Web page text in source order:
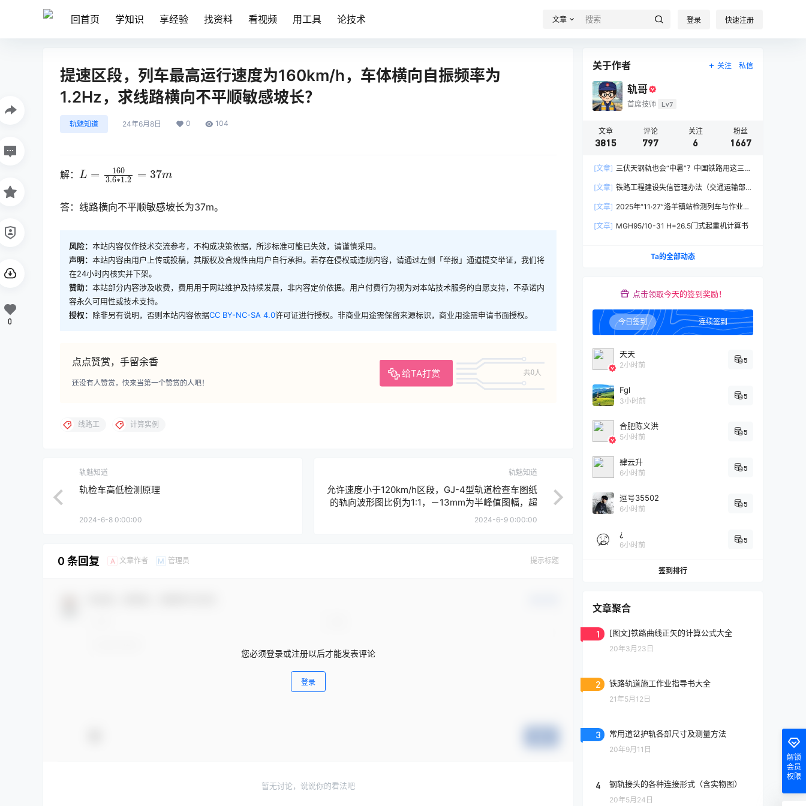
回首页 学知识 享经验 找资料 看视频 用工具 论技术 文章 登录 快速注册
提速区段，列车最高运行速度为160km/h，车体横向自振频率为
1.2Hz，求线路横向不平顺敏感坡长？
轨魅知道 24年6月8日 0 104
解： L 1603.6 1.2=37
答：线路横向不平顺敏感坡长为37m。
风险： 本站内容仅作技术交流参考，不构成决策依据，所涉标准可能已失效，请谨慎采用。
声明： 本站内容由用户上传或投稿，其版权及合规性由用户自行承担。若存在侵权或违规内容，请通过左侧「举报」通道提交举证，我们将
在24小时内核实并下架。
赞助： 本站部分内容涉及收费，费用用于网站维护及持续发展，非内容定价依据。用户付费行为视为对本站技术服务的自愿支持，不承诺内
容永久可用性或技术支持。
授权： 除非另有说明，否则本站内容依据CC BY-NC-SA 4.0许可证进行授权。非商业用途需保留来源标识，商业用途需申请书面授权。
点点赞赏，手留余香
给TA打赏 共0人
还没有人赞赏，快来当第一个赞赏的人吧！
0
线路工 计算实例
轨魅知道
轨检车高低检测原理
2024-6-8 0:00:00
轨魅知道
允许速度小于120km/h区段，GJ-4型轨道检查车图纸
的轨向波形图比例为1:1，－13mm为半峰值图幅，超
过－Ⅱ限界，随后波谷又落回－Ⅰ限界内。超限波形波
2024-6-9 0:00:00
0 条回复 A 文章作者 M 管理员 提示标题
您必须登录或注册以后才能发表评论
登录
暂无讨论，说说你的看法吧
关于作者 关注 私信
轨哥
首席技师 Lv7
文章
3815
评论
797
关注
6
粉丝
1667
[文章] 三伏天钢轨也会“中暑”？中国铁路用这三招
[文章] 铁路工程建设失信管理办法（交通运输部
[文章] 2025年“11·27”洛羊镇站检测列车与作业人
[文章] MGH95/10-31 H=26.5门式起重机计算书
Ta的全部动态
点击领取今天的签到奖励！
今日签到 连续签到
天天
2小时前
5
Fgl
3小时前
5
合肥陈义洪
5小时前
5
肆云升
6小时前
5
逗号35502
6小时前
5
¿
6小时前
5
签到排行
文章聚合
1 [图文]铁路曲线正矢的计算公式大全
20年3月23日
2 铁路轨道施工作业指导书大全
21年5月12日
3 常用道岔护轨各部尺寸及测量方法
20年9月11日
4 钢轨接头的各种连接形式（含实物图）
20年5月24日
解锁
会员
权限